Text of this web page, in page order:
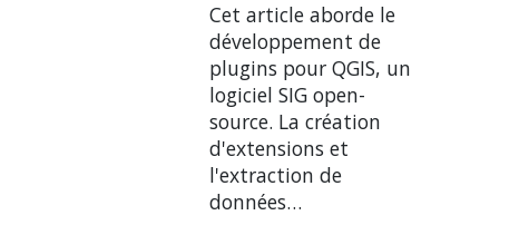
Cet article aborde le
développement de
plugins pour QGIS, un
logiciel SIG open-
source. La création
d'extensions et
l'extraction de
données…